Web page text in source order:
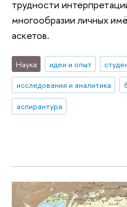
трудности
многообразии личных
аскетов.
Наука идеи и опыт
исследования и аналитика
аспирантура